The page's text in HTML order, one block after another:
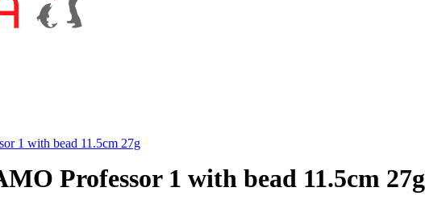
1 with bead 11.5cm 27g
Professor 1 with bead 11.5cm 27g